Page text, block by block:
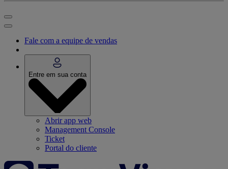
Fale com a equipe de vendas
Entre em sua conta
Abrir app web
Management Console
Ticket
Portal do cliente